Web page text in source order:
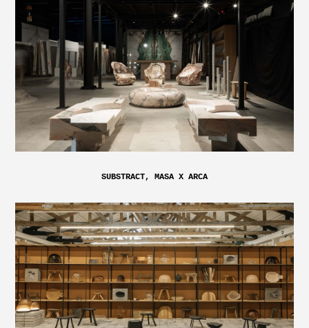
SUBSTRACT, MASA X ARCA